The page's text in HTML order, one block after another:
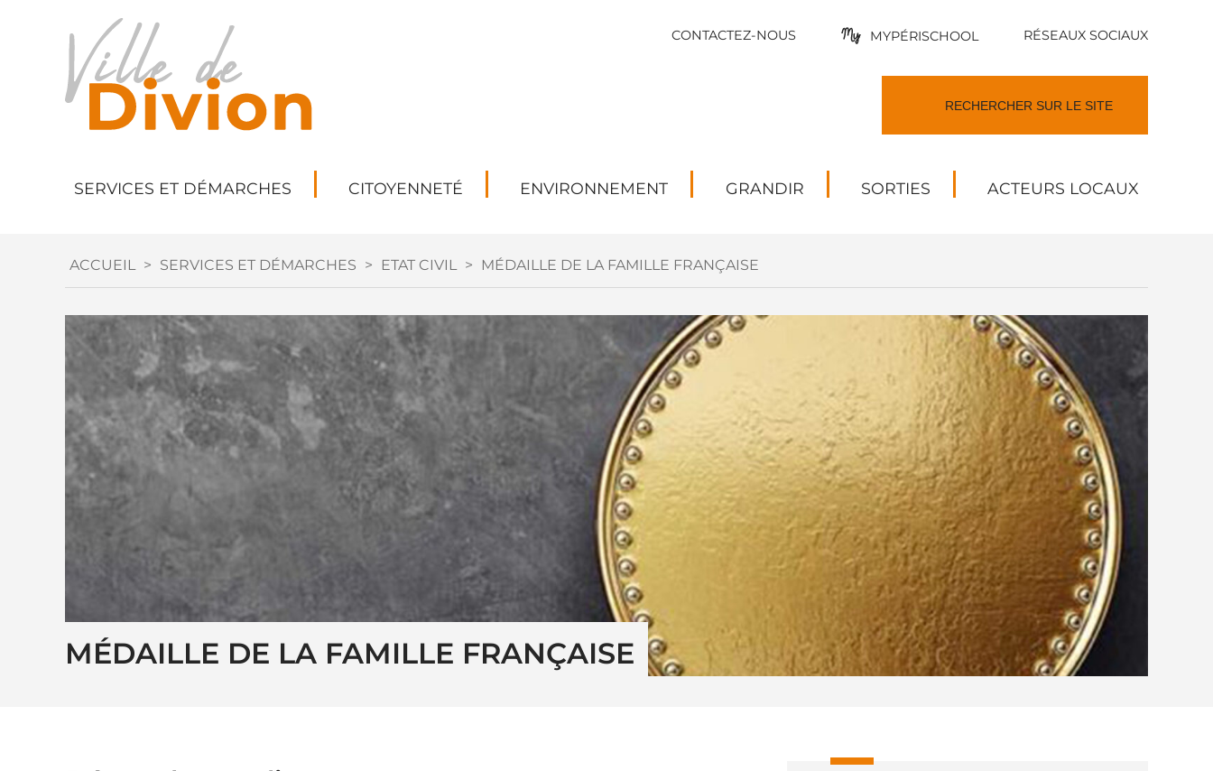
CONTACTEZ-NOUS MYPÉRISCHOOL RÉSEAUX SOCIAUX
SERVICES ET DÉMARCHES CITOYENNETÉ ENVIRONNEMENT GRANDIR SORTIES ACTEURS LOCAUX
ACCUEIL > SERVICES ET DÉMARCHES > ETAT CIVIL > MÉDAILLE DE LA FAMILLE FRANÇAISE
MÉDAILLE DE LA FAMILLE FRANÇAISE